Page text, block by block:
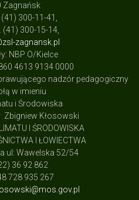
Zagnańsk
300-11-41,
(41) 300-15-14,
zagnansk.pl
NBP O/Kielce
4613 9134 0000
nadzór pedagogiczny
w imieniu
i Środowiska
Zbigniew Kłosowski
I ŚRODOWISKA
I ŁOWIECTWA
ul: Wawelska 52/54
36 92 862
728 935 267